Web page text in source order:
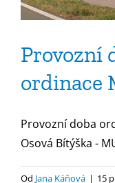
Provozní
ordinace
Provozní doba
Osová Bítýška -
Od Jana Káňová | 15